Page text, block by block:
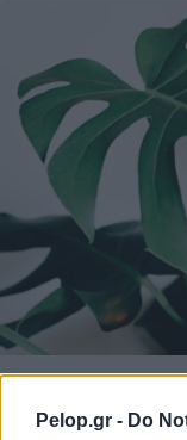
Pelop.gr - Do
Τι σημαίνουν οι
πότισμα